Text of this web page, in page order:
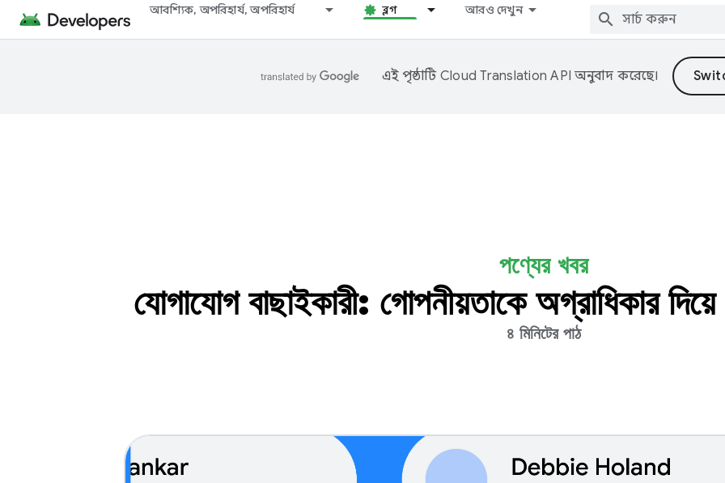
আবশ্যিক, অপরিহার্য, অপরিহার্য ব্লগ আরও দেখুন
এই পৃষ্ঠাটি Cloud Translation API অনুবাদ করেছে।
পণ্যের খবর
যোগাযোগ বাছাইকারী: গোপনীয়তাকে অগ্রাধিকার
৪ মিনিটের পাঠ